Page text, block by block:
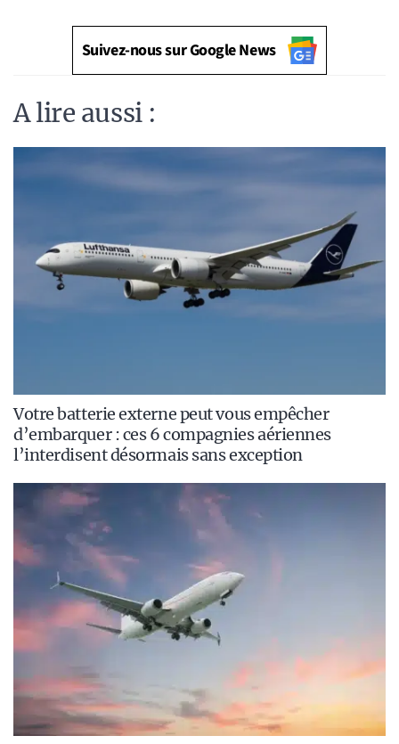
Suivez-nous sur Google News
A lire aussi :
Votre batterie externe peut vous empêcher
d’embarquer : ces 6 compagnies aériennes
l’interdisent désormais sans exception